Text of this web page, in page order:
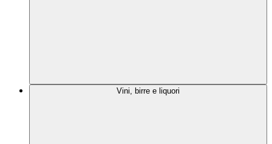
Vini, birre e liquori